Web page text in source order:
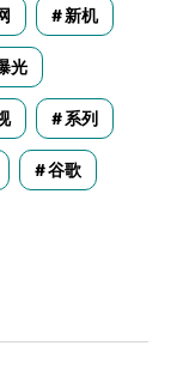
新机
光
系列
谷歌